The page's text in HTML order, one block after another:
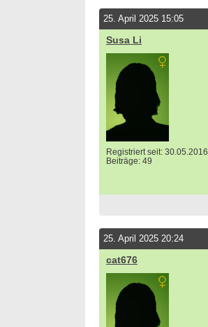
25. April 2025 15:05
Susa Li
Registriert seit: 30.05.2016
Beiträge: 49
25. April 2025 20:24
cat676